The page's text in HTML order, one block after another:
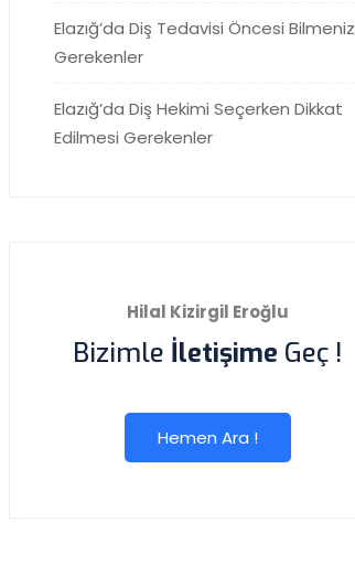
Elazığ’da Diş Tedavisi Öncesi Bilmeniz
Gerekenler
Elazığ’da Diş Hekimi Seçerken Dikkat
Edilmesi Gerekenler
Hilal Kizirgil Eroğlu
Bizimle İletişime Geç !
Hemen Ara !